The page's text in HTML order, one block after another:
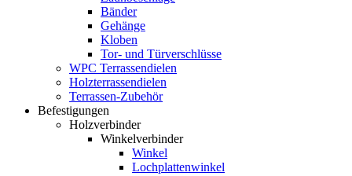
Bänder
Gehänge
Kloben
Tor- und Türverschlüsse
WPC Terrassendielen
Holzterrassendielen
Terrassen-Zubehör
Befestigungen
Holzverbinder
Winkelverbinder
Winkel
Lochplattenwinkel